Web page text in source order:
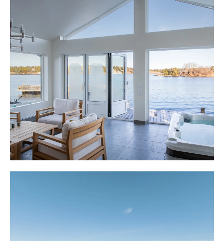
allra första parkett. Sjötugan är arkitektritat av Micaela
Ejder.
Tomten har även tre mindre byggnader i stort
renoveringsbehov väster om huvudbyggnaden samt ett
förråd nere vid infarten. Huset byggdes 1917, tillbyggt
2004 och är på cirka 265 kvm (ej uppmätt).
Mot sjösidan finns den stora altanen och här njuter man
av utsikten och makalösa solnedgångar under
sommarhalvåret. Altanen sträcker sig från öst till väst
och rymmer allt från matgrupp, solstolar, loungemöbler,
grillplats och mer där till. Här dukas långbordet upp för